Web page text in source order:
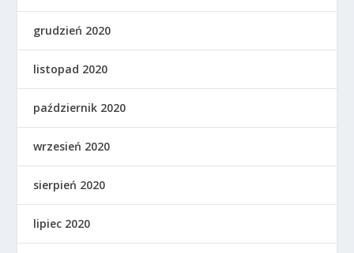
grudzień 2020
listopad 2020
październik 2020
wrzesień 2020
sierpień 2020
lipiec 2020